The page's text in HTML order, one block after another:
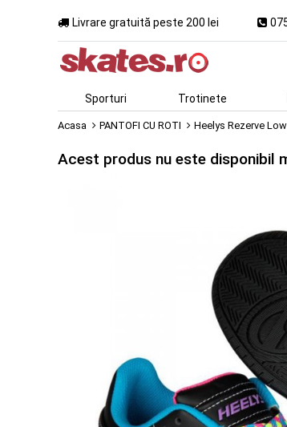
Livrare gratuită peste 200 lei
Sporturi Trotinete
Acasa PANTOFI CU ROTI Heelys Rezerve
Acest produs nu este disponibil